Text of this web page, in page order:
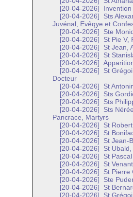
[20-04-2026]
[20-04-2026]
Sts
Juvénal, Evêqye et
[20-04-2026]
Ste
[20-04-2026]
St Pie V,
[20-04-2026]
St Jean,
[20-04-2026]
St
[20-04-2026]
[20-04-2026]
St
Docteur
[20-04-2026]
St
[20-04-2026]
Sts
[20-04-2026]
Sts
[20-04-2026]
Sts
Pancrace, Martyrs
[20-04-2026]
St
[20-04-2026]
St
[20-04-2026]
St Jean-
[20-04-2026]
St
[20-04-2026]
St
[20-04-2026]
St
[20-04-2026]
St Pierre
[20-04-2026]
Ste
[20-04-2026]
St
[20-04-2026]
St